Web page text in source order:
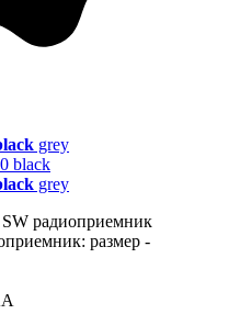
grey
grey
радиоприемник
размер -